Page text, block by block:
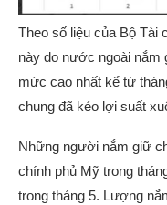
Theo số liệu của Bộ Tài
này do nước ngoài nắm
mức cao nhất kể từ
chung đã kéo lợi suất
Những người nắm giữ
chính phủ Mỹ trong
trong tháng 5. Lượng